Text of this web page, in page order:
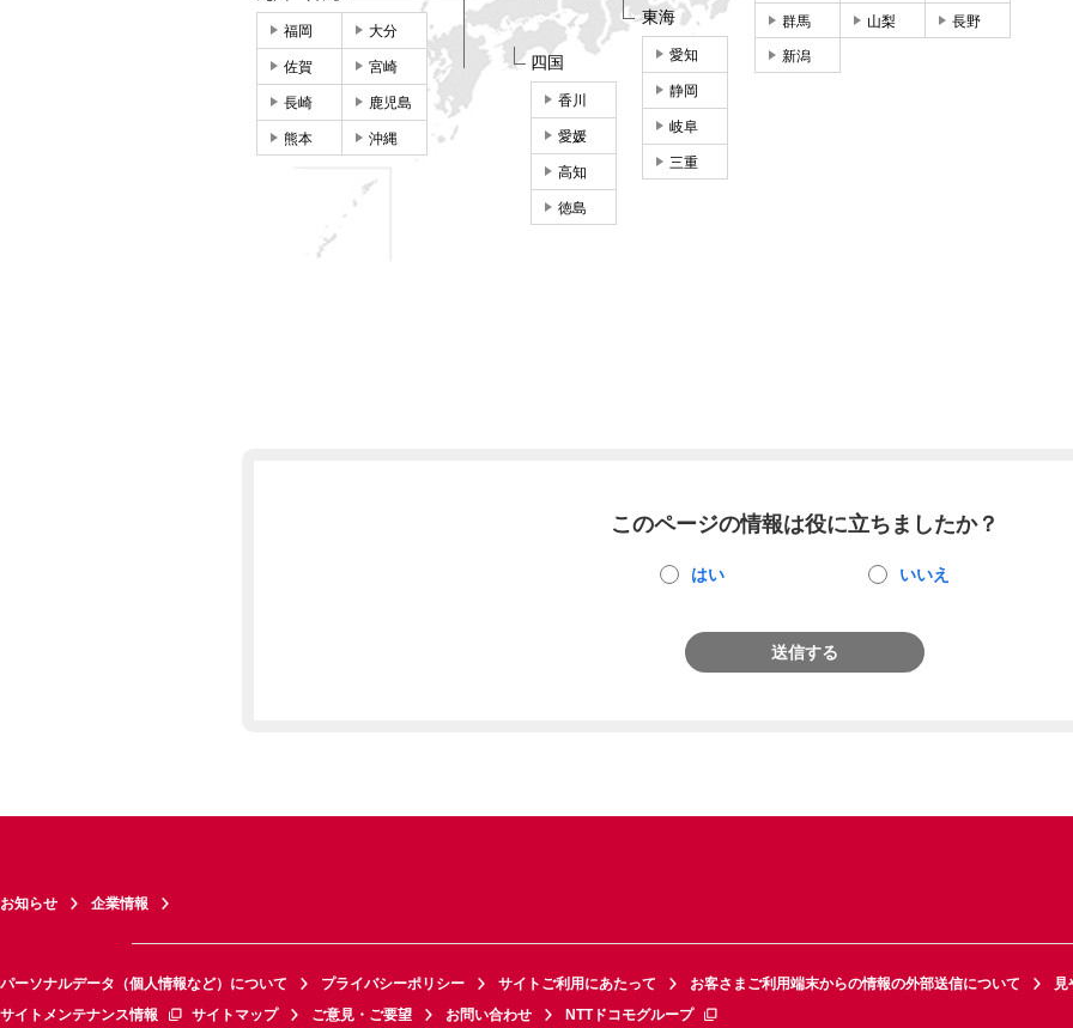
群馬 山梨 長野
新潟
東海
愛知
静岡
岐阜
三重
四国
香川
愛媛
高知
徳島
福岡 大分
佐賀 宮崎
長崎 鹿児島
熊本 沖縄
このページの情報は役に立ちましたか？
はい いいえ
送信する
お知らせ 企業情報
パーソナルデータ（個人情報など）について プライバシーポリシー サイトご利用にあたって お客さまご利用端末からの情報の外部送信について
見
サイトメンテナンス情報
サイトマップ ご意見・ご要望 お問い合わせ NTTドコモグループ